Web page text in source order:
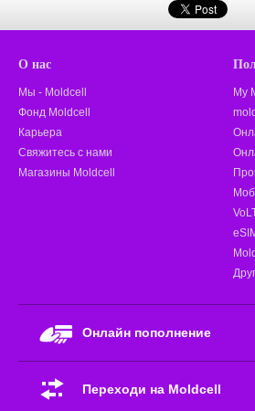
О нас
Мы - Moldcell
Фонд Moldcell
Карьера
Свяжитесь с нами
Магазины Moldcell
My
Онлайн пополнение
Переходи на Moldcell